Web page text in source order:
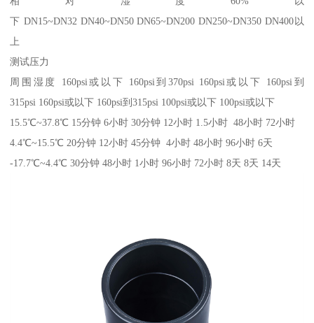
下 DN15~DN32 DN40~DN50 DN65~DN200 DN250~DN350 DN400以
上
测试压力
周围湿度 160psi或以下 160psi到370psi 160psi或以下 160psi到
315psi 160psi或以下 160psi到315psi 100psi或以下 100psi或以下
15.5℃~37.8℃ 15分钟 6小时 30分钟 12小时 1.5小时 48小时 72小时
4.4℃~15.5℃ 20分钟 12小时 45分钟 4小时 48小时 96小时 6天
-17.7℃~4.4℃ 30分钟 48小时 1小时 96小时 72小时 8天 8天 14天